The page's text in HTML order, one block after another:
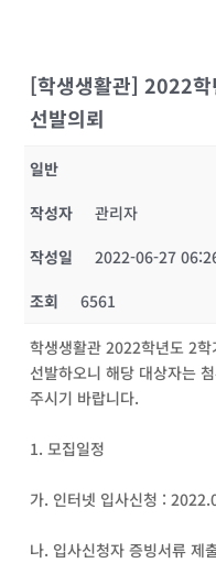
[학생생활관] 2022학
선발의뢰
일반
작성자
관리자
작성일
2022-06-27
조회
6561
학생생활관 2022학년도 2
선발하오니 해당 대상자는
주시기 바랍니다.
1. 모집일정
가. 인터넷 입사신청 :
나. 입사신청자 증빙서류